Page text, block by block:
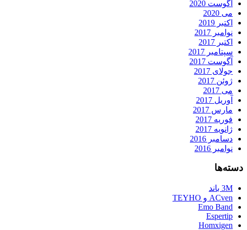
آگوست 2020
می 2020
اکتبر 2019
نوامبر 2017
اکتبر 2017
سپتامبر 2017
آگوست 2017
جولای 2017
ژوئن 2017
می 2017
آوریل 2017
مارس 2017
فوریه 2017
ژانویه 2017
دسامبر 2016
نوامبر 2016
دسته‌ها
3M باند
ACven و TEYHO
Emo Band
Espertip
Homxigen